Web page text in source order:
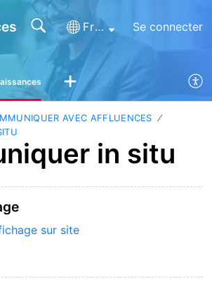
Français (France) Se connecter
AVEC AFFLUENCES
in situ
sur site